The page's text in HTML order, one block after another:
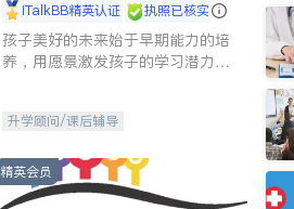
iTalkBB精英认证 执照已核实
孩子美好的未来始于早期能力的培
养，用愿景激发孩子的学习潜力和
升学顾问/课后辅导
精英会员